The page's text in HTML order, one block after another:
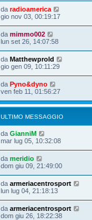
da radioamerica
gio nov 03, 00:19:17
da mimmo002
lun set 26, 14:07:58
da Matthewprold
gio gen 09, 10:11:29
da Pyno&dyno
ven feb 11, 01:56:27
ULTIMO MESSAGGIO
da GianniM
mar lug 05, 10:32:08
da meridio
dom giu 09, 21:49:00
da armeriacentrosport
lun lug 04, 21:18:13
da armeriacentrosport
dom giu 26, 18:22:38